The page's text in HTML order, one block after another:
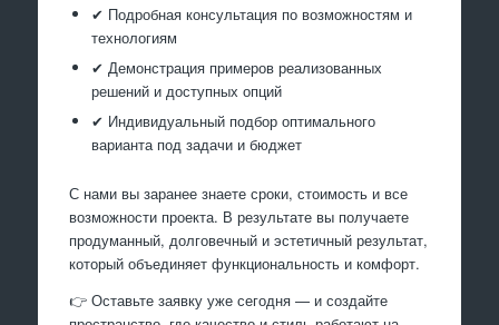
✔ Подробная консультация по возможностям и
технологиям
✔ Демонстрация примеров реализованных
решений и доступных опций
✔ Индивидуальный подбор оптимального
варианта под задачи и бюджет
С нами вы заранее знаете сроки, стоимость и все
возможности проекта. В результате вы получаете
продуманный, долговечный и эстетичный результат,
который объединяет функциональность и комфорт.
👉 Оставьте заявку уже сегодня — и создайте